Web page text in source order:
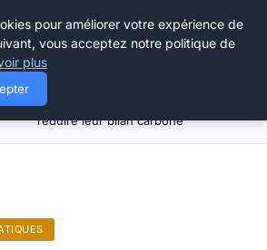
Des entreprises engagées pour
réduire leur bilan carbone
pour améliorer votre expérience de
vous acceptez notre politique de
plus